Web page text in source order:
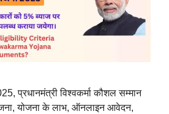
प्रधानमंत्री विश्वकर्मा कौशल सम्मान
योजना के लाभ, ऑनलाइन आवेदन,